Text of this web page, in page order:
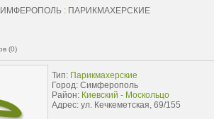
: ПАРИКМАХЕРСКИЕ
(0)
Тип: Парикмахерские
Город: Симферополь
Район: Киевский - Москольцо
Адрес: ул. Кечкеметская, 69/155